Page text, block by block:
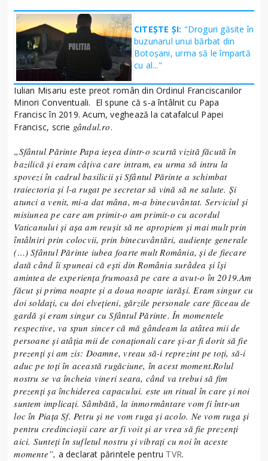
CITEȘTE ȘI: "Droguri găsite în
buzunarul unui bărbat din
Botoșani, urma să le împartă
cu al..."
Iulian Misariu este preot român din Ordinul Franciscanilor
Minori Conventuali. El spune că s-a întâlnit cu Papa
Francisc în 2019. Acum, veghează la catafalcul Papei
Francisc, scrie gândul.ro.
„Sfântul Părinte Papa ieşea dintr-o scurtă vizită făcută în
bazilică şi eram câţiva care intram, eu urma să intru la
spovezi în cadrul basilicii şi Sfântul Părinte a schimbat
traiectoria şi l-a rugat pe secretar să vină să ne salute. Şi
atunci a venit, mi-a dat mâna, m-a binecuvântat. Serviciul şi
misiunea pe care am primit-o am primit-o cu acordul
Vaticanului şi aşa am reuşit să ne apropiem şi mai mult prin
întâlniri prin colocvii, prin binecuvântări, audienţe generale
(…) Sfântul Părinte iubea foarte mult România, şi de fiecare
dată când îi spuneai că eşti din România surâdea şi îşi
amintea de experienţa frumoasă pe care a avut-o în 2019.Am
făcut şi prima noapte şi a doua noapte iarăşi. Eram singur cu
doi soldaţi, cu doi elveţieni, gărzile personale care făceau de
gardă şi eram singur cu Sfântul Părinte. În momentele
respective, va spun sincer că mă gândeam la atâtea mii de
persoane şi atâţia mii de conaţionali care şi-ar fi dorit să fie
prezenţi şi am zis: Doamne, vreau să-i reprezint pe toţi, să-i
aduc pe toţi în această rugăciune, în acest moment.Rolul
nostru se va încheia vineri seara, când va trebui să fim
prezenţi şa închiderea capacului. este un ritual în care şi noi
suntem implicaţi. Sâmbătă, la inmormântare vom fi într-un
loc în Piaţa Sf. Petru şi ne vom ruga şi acolo. Ne vom ruga şi
pentru credincioşii care ar fi voit şi ar vrea să fie prezenţi
aici. Sunteţi în sufletul nostru şi vibraţi cu noi în aceste
momente”, a declarat părintele pentru TVR.